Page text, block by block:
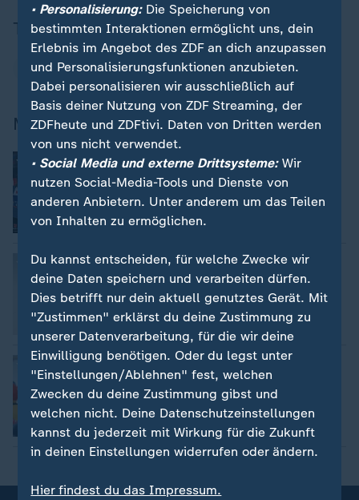
Thema
Wintersport
Mehr zur WM
Langlauf
WM-Bronze für deutsche Frauenstaffel
Lindvik siegt auf Normalschanze
Skispringer Wellinger Vize-Weltmeister
Nordische WM in Trondheim
Deutsche Kombinierer Weltmeister
• Personalisierung:Die Speicherung von
bestimmten Interaktionen ermöglicht uns, dein
Erlebnis im Angebot des ZDF an dich anzupassen
und Personalisierungsfunktionen anzubieten.
Dabei personalisieren wir ausschließlich auf
Basis deiner Nutzung von ZDF Streaming, der
ZDFheute und ZDFtivi. Daten von Dritten werden
von uns nicht verwendet.
• Social Media und externe Drittsysteme:Wir
nutzen Social-Media-Tools und Dienste von
anderen Anbietern. Unter anderem um das Teilen
von Inhalten zu ermöglichen.
Du kannst entscheiden, für welche Zwecke wir
deine Daten speichern und verarbeiten dürfen.
Dies betrifft nur dein aktuell genutztes Gerät. Mit
"Zustimmen" erklärst du deine Zustimmung zu
unserer Datenverarbeitung, für die wir deine
Einwilligung benötigen. Oder du legst unter
"Einstellungen/Ablehnen" fest, welchen
Zwecken du deine Zustimmung gibst und
welchen nicht. Deine Datenschutzeinstellungen
kannst du jederzeit mit Wirkung für die Zukunft
in deinen Einstellungen widerrufen oder ändern.
Hier findest du das Impressum.